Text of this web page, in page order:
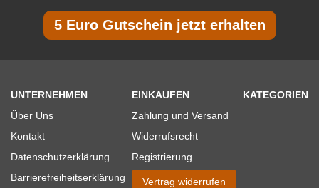
5 Euro Gutschein jetzt erhalten
UNTERNEHMEN
Über Uns
Kontakt
Datenschutzerklärung
Barrierefreiheitserklärung
EINKAUFEN
Zahlung und Versand
Widerrufsrecht
Registrierung
Vertrag widerrufen
KATEGORIEN